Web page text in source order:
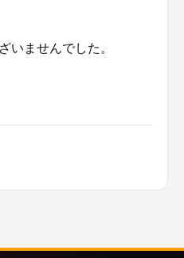
いませんでした。